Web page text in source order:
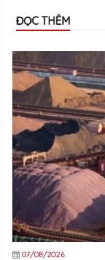
ĐỌC THÊM
07/08/2026